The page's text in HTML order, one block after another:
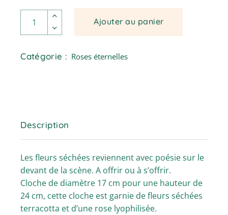
Terracotta : cloche 17 x 24 de fleurs séchées avec
Ajouter au panier
Catégorie : Roses éternelles
Description
Les fleurs séchées reviennent avec poésie sur le
devant de la scène. A offrir ou à s’offrir.
Cloche de diamètre 17 cm pour une hauteur de
24 cm, cette cloche est garnie de fleurs séchées
terracotta et d’une rose lyophilisée.